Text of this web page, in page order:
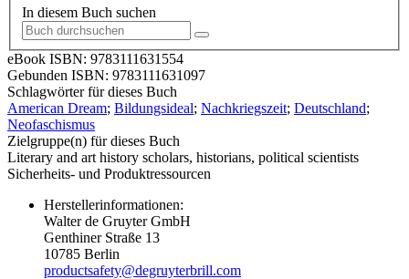
In diesem Buch suchen
eBook ISBN: 9783111631554
Gebunden ISBN: 9783111631097
Schlagwörter für dieses Buch
American Dream; Bildungsideal; Nachkriegszeit; Deutschland;
Neofaschismus
Zielgruppe(n) für dieses Buch
Literary and art history scholars, historians, political scientists
Sicherheits- und Produktressourcen
Herstellerinformationen:
Walter de Gruyter GmbH
Genthiner Straße 13
10785 Berlin
productsafety@degruyterbrill.com